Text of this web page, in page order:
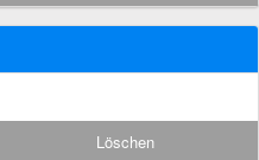
Löschen